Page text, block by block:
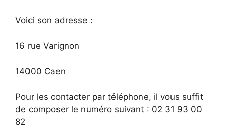
Voici son adresse :
16 rue Varignon
14000 Caen
Pour les contacter par téléphone, il vous suffit
de composer le numéro suivant : 02 31 93 00
82